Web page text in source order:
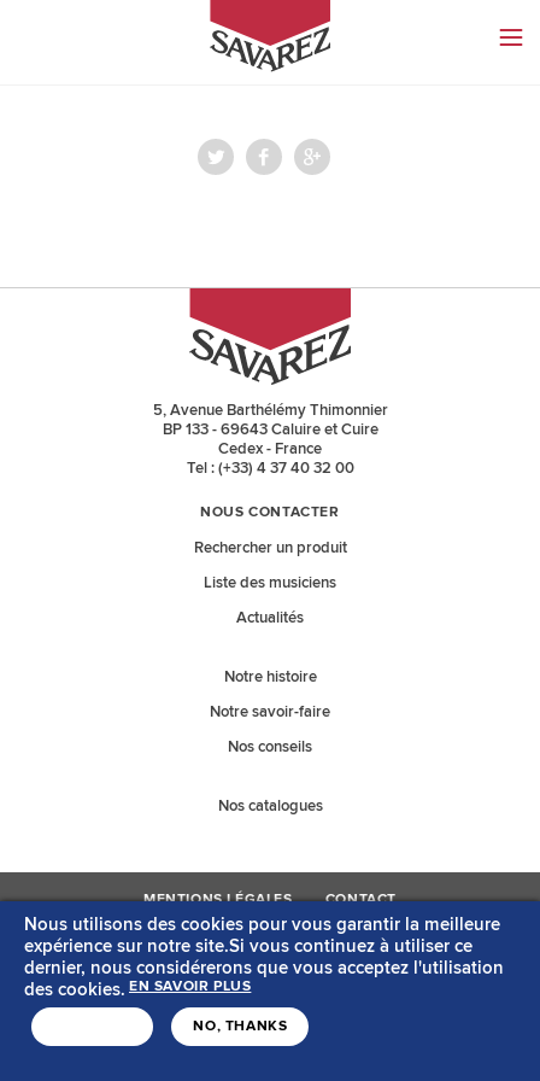
SAVAREZ
5, Avenue Barthélémy Thimonnier
BP 133 - 69643 Caluire et Cuire
Cedex - France
Tel : (+33) 4 37 40 32 00
NOUS CONTACTER
Rechercher un produit
Liste des musiciens
Actualités
Notre histoire
Notre savoir-faire
Nos conseils
Nos catalogues
MENTIONS LÉGALES CONTACT
Copyright © Savarez Création acti
Nous utilisons des cookies pour vous garantir la meilleure
expérience sur notre site.Si vous continuez à utiliser ce
dernier, nous considérerons que vous acceptez l'utilisation
des cookies. EN SAVOIR PLUS
NO, THANKS